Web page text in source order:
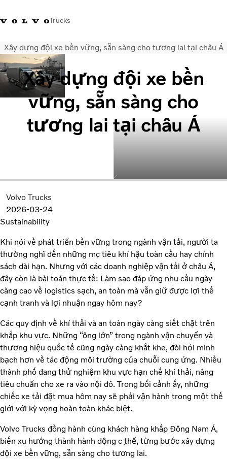
Trucks
Xe tải Volvo - Tiếng ViệtVietnam+84 886062112
Transport solutions
Trucks
Dealer locator
Xây dựng đội xe bền vững, sẵn sàng cho tương lai tại châu Á
Xây dựng đội xe bền
vững, sẵn sàng cho
tương lai tại châu Á
Volvo Trucks
2026-03-24
Sustainability
Khi nói về phát triển bền vững trong ngành vận tải, người ta
thường nghĩ đến những mục tiêu khí hậu toàn cầu hay chính
sách dài hạn. Nhưng với các doanh nghiệp vận tải ở châu Á,
đây còn là bài toán thực tế: Làm sao đáp ứng nhu cầu ngày
càng cao về logistics sạch, an toàn mà vẫn giữ được lợi thế
cạnh tranh và lợi nhuận ngay hôm nay?
Các quy định về khí thải và an toàn ngày càng siết chặt trên
khắp khu vực. Những “ông lớn” trong ngành vận chuyển và
thương hiệu quốc tế cũng ngày càng khắt khe, đòi hỏi minh
bạch hơn về tác động môi trường của chuỗi cung ứng. Nhiều
thành phố đang thử nghiệm khu vực hạn chế khí thải, nâng
tiêu chuẩn cho xe ra vào nội đô. Trong bối cảnh ấy, những
chiếc xe tải đặt mua hôm nay sẽ phải vận hành trong một thế
giới với kỳ vọng hoàn toàn khác biệt.
Volvo Trucks đồng hành cùng khách hàng khắp Đông Nam Á,
biến xu hướng thành hành động cụ thể, từng bước xây dựng
đội xe bền vững, sẵn sàng cho tương lai.